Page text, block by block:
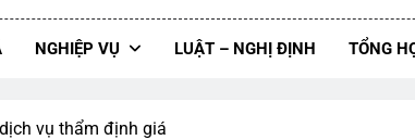
NGHIỆP VỤ LUẬT – NGHỊ ĐỊNH TỔNG
vụ thẩm định giá